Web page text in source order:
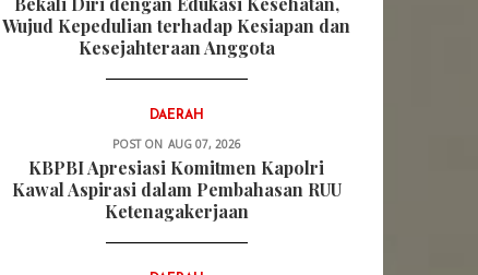
Wujud Kepedulian terhadap Kesiapan dan
Kesejahteraan Anggota
DAERAH
POST ON AUG 07, 2026
KBPBI Apresiasi Komitmen Kapolri
Kawal Aspirasi dalam Pembahasan RUU
Ketenagakerjaan